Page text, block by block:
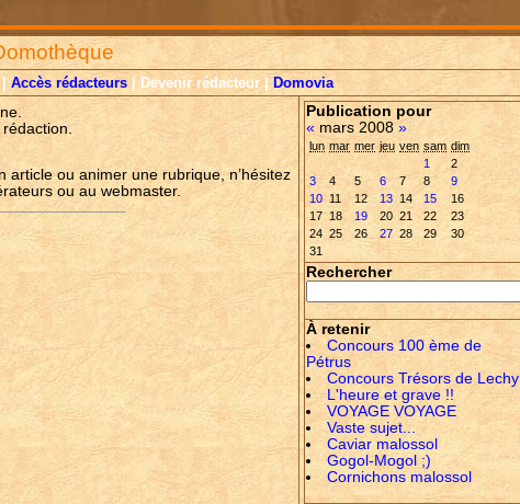
Accès rédacteurs | Devenir rédacteur |Domovia
article ou animer une rubrique, n’hésitez
ou au webmaster.
Publication pour
« mars 2008 »
lun mar mer jeu ven sam dim
1
2
3
4 5 6 7 8
9
10 11 12 13 14 15
16
17 18 19 20 21 22
23
24 25 26 27 28 29
30
31
Rechercher
À retenir
Concours 100 ème de
Pétrus
Concours Trésors de Lechy
L'heure et grave !!
VOYAGE VOYAGE
Vaste sujet...
Caviar malossol
Gogol-Mogol ;)
Cornichons malossol